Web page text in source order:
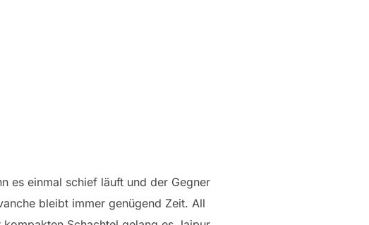
es einmal schief läuft und der Gegner
bleibt immer genügend Zeit. All